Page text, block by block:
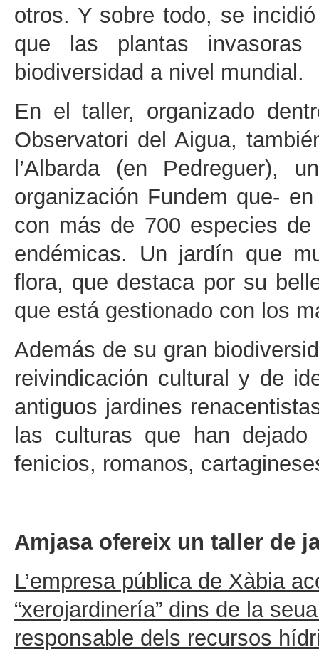
otros. Y sobre todo, se
que las plantas
biodiversidad a nivel mundial.
En el taller, organizado
Observatori del Aigua,
l’Albarda (en Pedreguer),
organización Fundem que-
con más de 700 especies
endémicas. Un jardín que
flora, que destaca por su
que está gestionado con los
Además de su gran
reivindicación cultural y de
antiguos jardines
las culturas que han
fenicios, romanos,
Amjasa ofereix un taller de
L’empresa pública de Xàbia
“xerojardinería” dins de la
responsable dels recursos